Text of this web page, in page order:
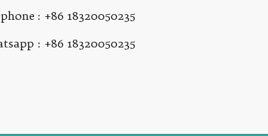
: +86 18320050235
: +86 18320050235